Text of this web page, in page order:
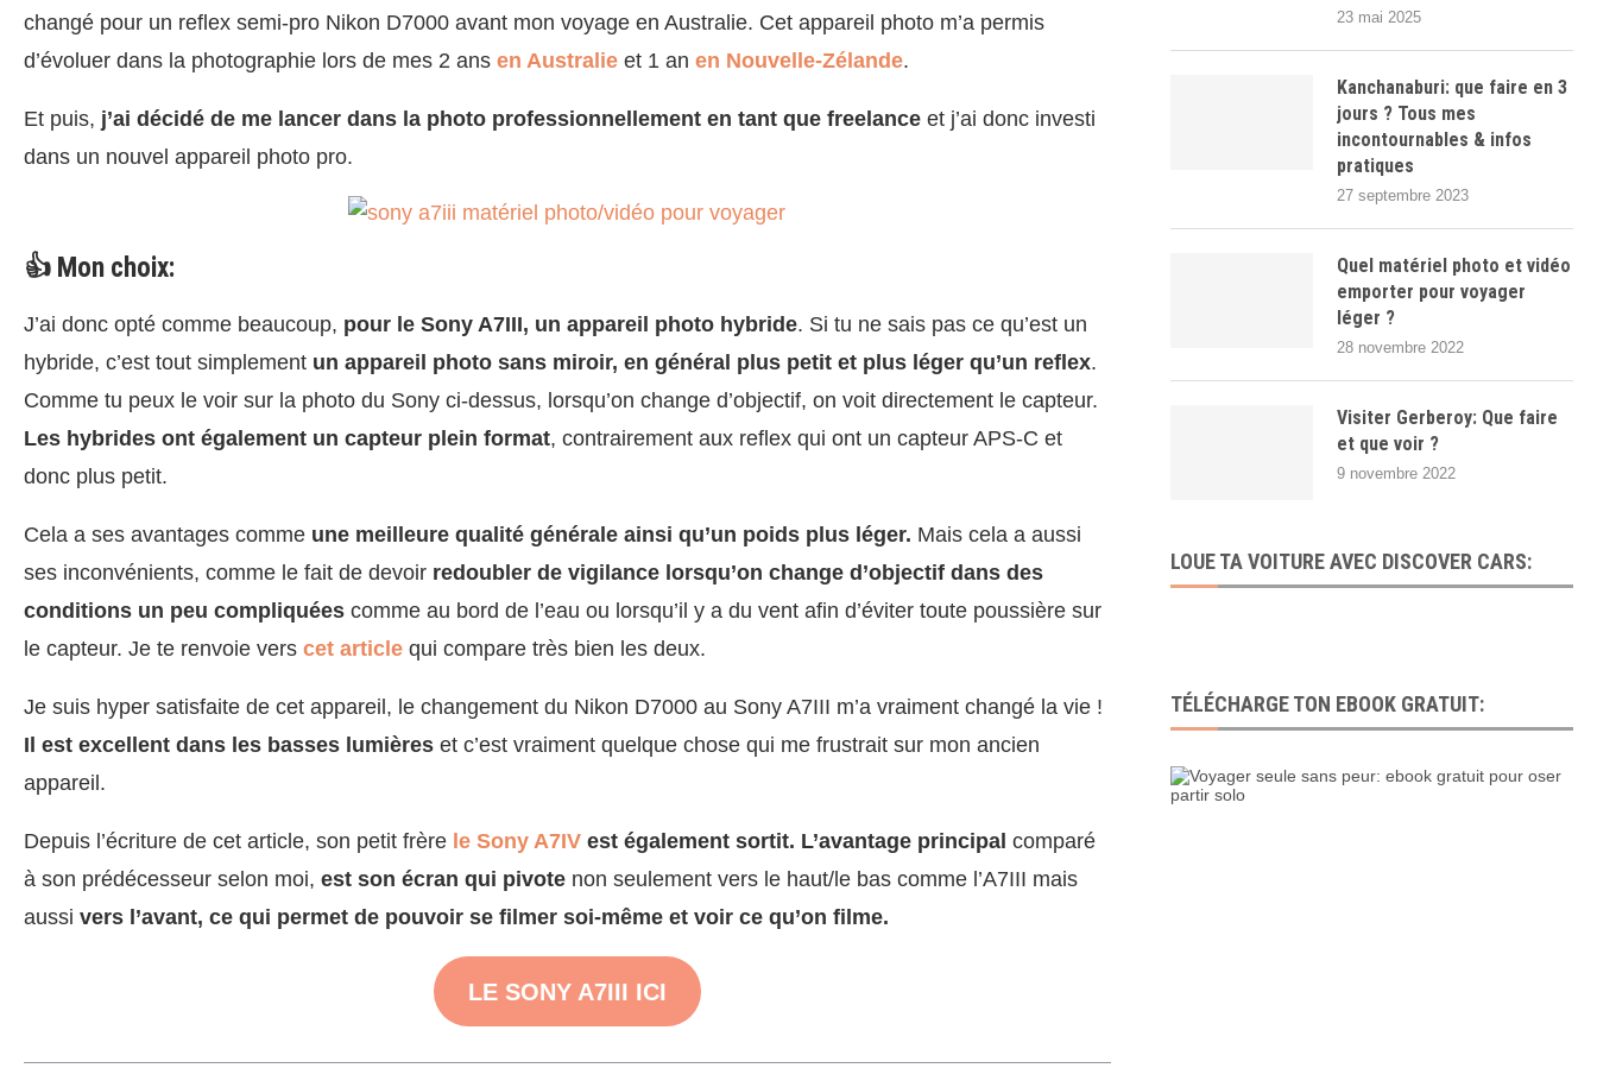
changé pour un reflex semi-pro Nikon D7000 avant mon voyage en Australie. Cet appareil photo m’a permis
d’évoluer dans la photographie lors de mes 2 ans en Australie et 1 an en Nouvelle-Zélande.
Et puis, j’ai décidé de me lancer dans la photo professionnellement en tant que freelance et j’ai donc investi
dans un nouvel appareil photo pro.
👍 Mon choix:
J’ai donc opté comme beaucoup, pour le Sony A7III, un appareil photo hybride. Si tu ne sais pas ce qu’est un
hybride, c’est tout simplement un appareil photo sans miroir, en général plus petit et plus léger qu’un reflex.
Comme tu peux le voir sur la photo du Sony ci-dessus, lorsqu’on change d’objectif, on voit directement le capteur.
Les hybrides ont également un capteur plein format, contrairement aux reflex qui ont un capteur APS-C et
donc plus petit.
Cela a ses avantages comme une meilleure qualité générale ainsi qu’un poids plus léger. Mais cela a aussi
ses inconvénients, comme le fait de devoir redoubler de vigilance lorsqu’on change d’objectif dans des
conditions un peu compliquées comme au bord de l’eau ou lorsqu’il y a du vent afin d’éviter toute poussière sur
le capteur. Je te renvoie vers cet article qui compare très bien les deux.
Je suis hyper satisfaite de cet appareil, le changement du Nikon D7000 au Sony A7III m’a vraiment changé la vie !
Il est excellent dans les basses lumières et c’est vraiment quelque chose qui me frustrait sur mon ancien
appareil.
Depuis l’écriture de cet article, son petit frère le Sony A7IV est également sortit. L’avantage principal comparé
à son prédécesseur selon moi, est son écran qui pivote non seulement vers le haut/le bas comme l’A7III mais
aussi vers l’avant, ce qui permet de pouvoir se filmer soi-même et voir ce qu’on filme.
LE SONY A7III ICI
23 mai 2025
Kanchanaburi: que faire en 3
jours ? Tous mes
incontournables & infos
pratiques
27 septembre 2023
Quel matériel photo et vidéo
emporter pour voyager
léger ?
28 novembre 2022
Visiter Gerberoy: Que faire
et que voir ?
9 novembre 2022
LOUE TA VOITURE AVEC DISCOVER CARS:
TÉLÉCHARGE TON EBOOK GRATUIT: